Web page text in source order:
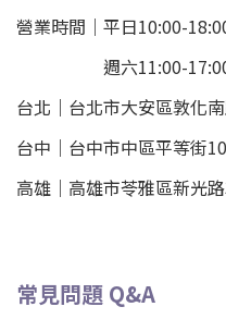
營業時間｜平日10:00-
週六11:00-17:00(台
台北 ｜ 台北市大安區敦化
台中｜ 台中市中區平等街
高雄｜ 高雄市苓雅區新光
常見問題 Q&A